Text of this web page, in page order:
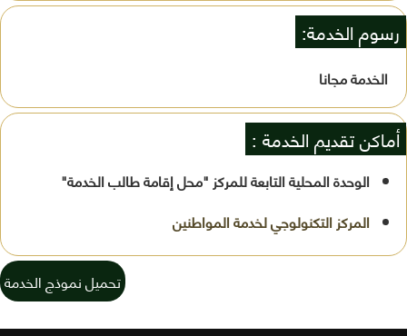
رسوم الخدمة:
الخدمة مجانا
أماكن تقديم الخدمة :
الوحدة المحلية التابعة للمركز "محل إقامة طالب الخدمة"
تحميل نموذج الخدمة